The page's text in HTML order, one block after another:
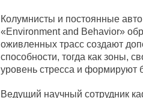
Колумнисты и постоянные
«Environment and Behavior»
оживленных трасс создают
способности, тогда как зоны,
уровень стресса и формируют
Ведущий научный сотрудник